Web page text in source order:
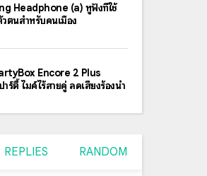
Headphone (a) หูฟังที่ใช้
ตนสำหรับคนเมือง
Encore 2 Plus
าร์ตี้ ไมค์ไร้สายคู่ ลดเสียงร้องนำ
REPLIES RANDOM